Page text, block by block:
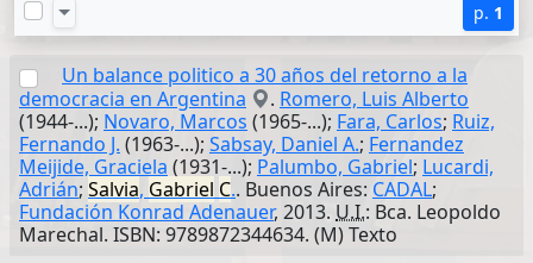
p. 1
Un balance politico a 30 años del retorno a la
democracia en Argentina
. Romero, Luis Alberto
(1944-...); Novaro, Marcos (1965-...); Fara, Carlos; Ruiz,
Fernando J. (1963-...); Sabsay, Daniel A.; Fernandez
Meijide, Graciela (1931-...); Palumbo, Gabriel; Lucardi,
Adrián; Salvia, Gabriel C.. Buenos Aires: CADAL;
Fundación Konrad Adenauer, 2013. U.I.: Bca. Leopoldo
Marechal. ISBN: 9789872344634. (M) Texto